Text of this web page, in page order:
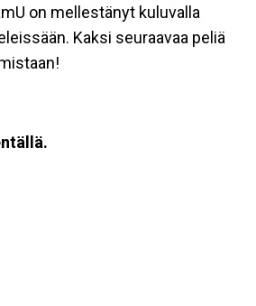
on mellestänyt kuluvalla
Kaksi seuraavaa peliä